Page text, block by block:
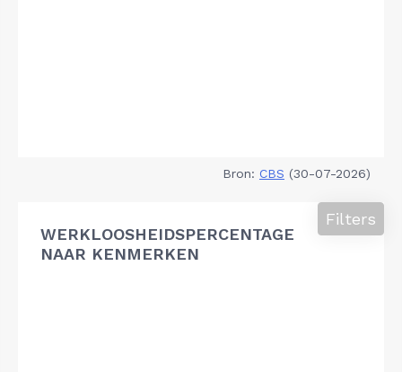
Bron: CBS (30-07-2026)
WERKLOOSHEIDSPERCENTAGE
NAAR KENMERKEN
Filters